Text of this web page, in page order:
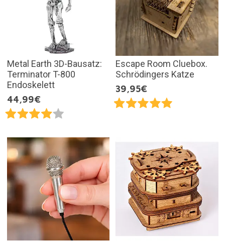
Metal Earth 3D-Bausatz:
Terminator T-800
Endoskelett
44,99€
Escape Room Cluebox.
Schrödingers Katze
39,95€